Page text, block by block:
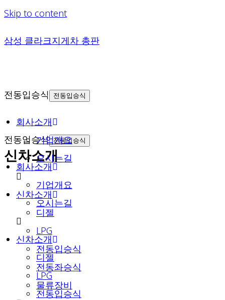
Skip to content
삼성 클라크지게차 총판
전동입승식
회사소개
기업개요
오시는길
신차소개
디젤
LPG
전동입승식
전동좌승식
물류장비
전동입승식
전동입승식
회사소개
기업개요
오시는길
신차소개
디젤
LPG
전동입승식
전동입승식
신차소개